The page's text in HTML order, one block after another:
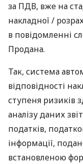
за ПДВ, вже на
накладної /
в повідомленні
Продана.
Так, система
відповідності
ступеня ризиків
аналізу даних
податків,
інформації,
встановленою